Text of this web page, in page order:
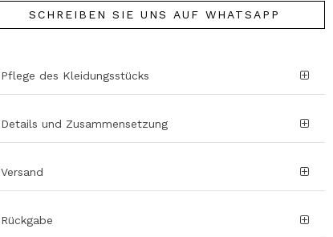
SCHREIBEN SIE UNS AUF WHATSAPP
Pflege des Kleidungsstücks
Details und Zusammensetzung
Versand
Rückgabe